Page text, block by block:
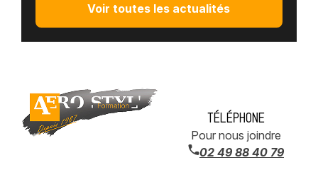
Voir toutes les actualités
Téléphone
Pour nous joindre
02 49 88 40 79